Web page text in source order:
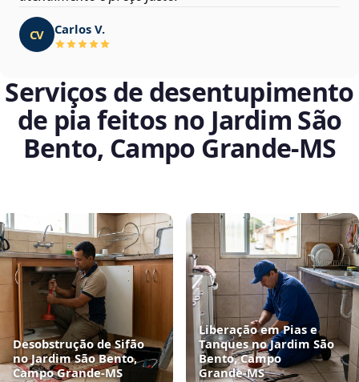
CV Carlos V.
Serviços de desentupimento
de pia feitos no Jardim São
Bento, Campo Grande‑MS
Desobstrução de Sifão
no Jardim São Bento,
Campo Grande‑MS
Liberação em Pias e
Tanques no Jardim São
Bento, Campo
Grande‑MS